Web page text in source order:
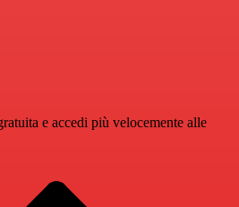
e accedi più velocemente alle